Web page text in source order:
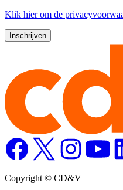
Klik hierom de
Copyright © CD&V